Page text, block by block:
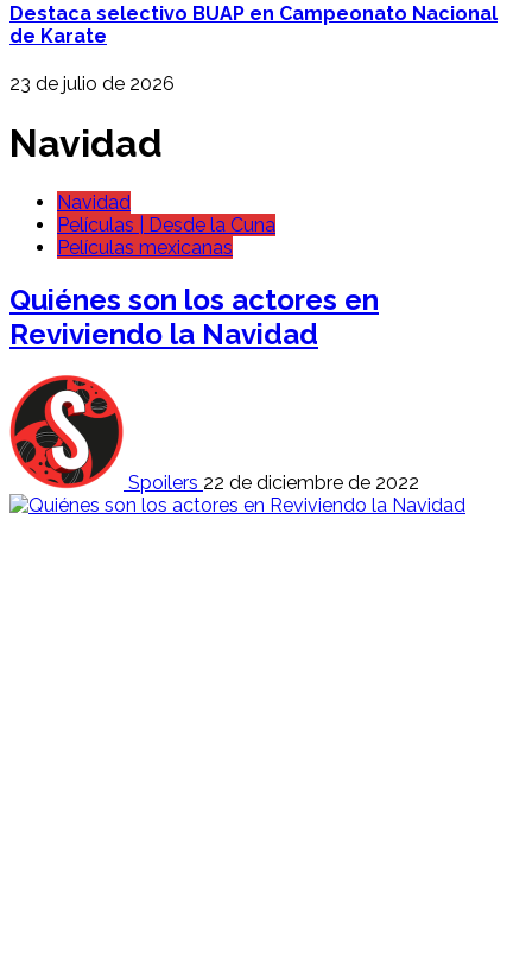
Destaca selectivo BUAP en Campeonato Nacional
de Karate
23 de julio de 2026
Navidad
Navidad
Películas | Desde la Cuna
Películas mexicanas
Quiénes son los actores en
Reviviendo la Navidad
Spoilers 22 de diciembre de 2022